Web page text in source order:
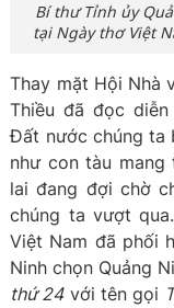
Bí thư Tỉnh ủy
tại Ngày thơ Việt
Thay mặt Hội Nhà
Thiều đã đọc
Đất nước chúng ta
như con tàu
lai đang đợi chờ
chúng ta vượt
Việt Nam đã phối
Ninh chọn Quảng
thứ 24với tên gọi